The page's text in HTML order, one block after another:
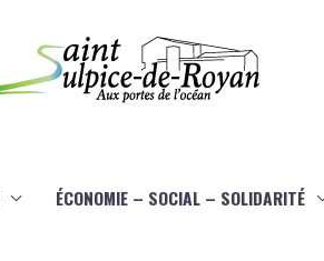
ÉCONOMIE – SOCIAL – SOLIDARITÉ